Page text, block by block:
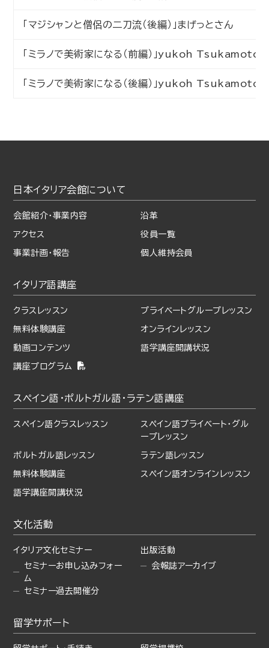
「マジシャンと僧侶の二刀流（後編）」まげっとさん
「ミラノで美術家になる（前編）」yukoh Tsukamoto
「ミラノで美術家になる（後編）」yukoh Tsukamoto
日本イタリア会館について
会館紹介・事業内容 沿革
アクセス 役員一覧
事業計画・報告 個人維持会員
イタリア語講座
クラスレッスン プライベート グループレッスン
無料体験講座 オンラインレッスン
動画コンテンツ 語学講座開講状況
講座プログラム
スペイン語・ポルトガル語・ ラテン語講座
スペイン語クラスレッスン スペイン語プライベート・ グル
ープレッスン
ポルトガル語レッスン ラテン語レッスン
無料体験講座 スペイン語オンラインレッスン
語学講座開講状況
文化活動
イタリア文化セミナー
セミナーお申し込みフォー
ム
セミナー過去開催分
出版活動
会報誌アーカイブ
留学サポート